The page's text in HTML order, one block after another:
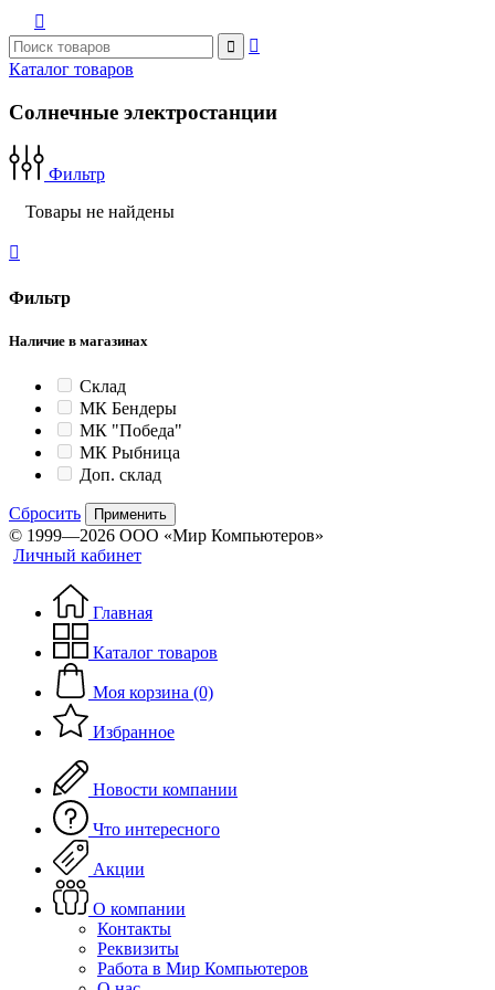



Каталог товаров
Солнечные электростанции
Фильтр
Товары не найдены

Фильтр
Наличие в магазинах
Склад
МК Бендеры
МК "Победа"
МК Рыбница
Доп. склад
Сбросить Применить
© 1999—2026 ООО «Мир Компьютеров»
Личный кабинет
Главная
Каталог товаров
Моя корзина (0)
Избранное
Новости компании
Что интересного
Акции
О компании
Контакты
Реквизиты
Работа в Мир Компьютеров